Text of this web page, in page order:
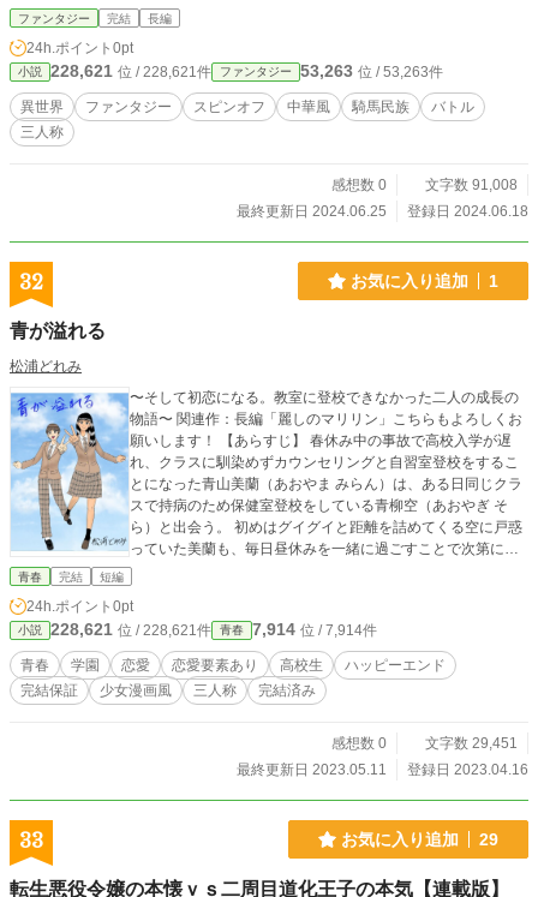
北原麗央那（きたはら・れおな） 慢性的に寝不足なガリ勉
霧（しご・げんむ） 謹直な武官で麗央那の世話人 環
椿珠（かん・ちんじゅ） 金持ちのドラ息子 応軽螢
（おう・けいけい） 神台邑の長老の孫 司午想雲（し
ご・そうん） 玄霧の息子で清廉な少年 馬蝋奴（ばろ
ファンタジー 完結 長編
24h.ポイント 0pt
小説 228,621 位 / 228,621件 ファンタジー 53,263 位 / 53,263件
異世界 ファンタジー スピンオフ 中華風 騎馬民族
バトル
三人称
感想数 0
文字数 91,008
最終更新日 2024.06.25
登録日 2024.06.18
32 お気に入り追加 1
青が溢れる
松浦どれみ
〜そして初恋になる。教室に登校できなかった二人の成長の
物語〜 関連作：長編「麗しのマリリン」こちらもよろしくお
願いします！ 【あらすじ】 春休み中の事故で高校入学が遅
れ、クラスに馴染めずカウンセリングと自習室登校をするこ
とになった青山美蘭（あおやま みらん）は、ある日同じクラ
スで持病のため保健室登校をしている青柳空（あおやぎ そ
ら）と出会う。 初めはグイグイと距離を詰めてくる空に戸惑
っていた美蘭も、毎日昼休みを一緒に過ごすことで次第に心
を開いていった。 そして夏休み明け、持病の手術が成功した
新たな人間関係や、自分自身が解決できていない問題と向き
合い、成長するふたりの青春ラブストーリー。 感想やお気に
入り登録お待ちしております！ よろしくお願いします^^
青春 完結 短編
24h.ポイント 0pt
小説 228,621 位 / 228,621件 青春 7,914 位 / 7,914件
青春 学園 恋愛 恋愛要素あり 高校生
ハッピーエンド
完結保証
少女漫画風 三人称 完結済み
感想数 0
文字数 29,451
最終更新日 2023.05.11
登録日 2023.04.16
33 お気に入り追加 29
転生悪役令嬢の本懐ｖｓ二周目道化王子の本気【連載版】